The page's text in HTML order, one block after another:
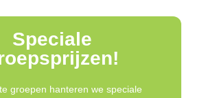
Speciale
groepen hanteren we speciale